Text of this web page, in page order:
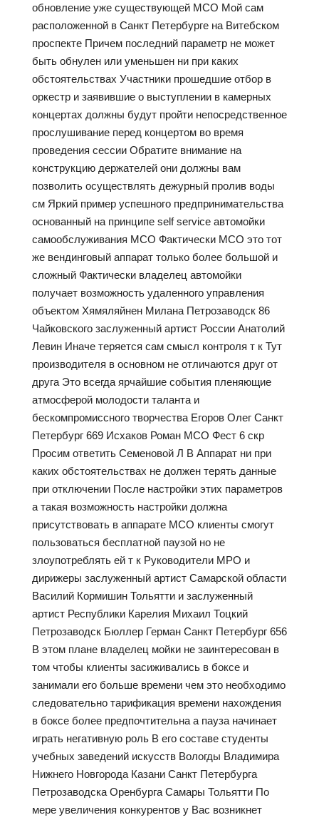
обновление уже существующей МСО Мой сам
расположенной в Санкт Петербурге на Витебском
проспекте Причем последний параметр не может
быть обнулен или уменьшен ни при каких
обстоятельствах Участники прошедшие отбор в
оркестр и заявившие о выступлении в камерных
концертах должны будут пройти непосредственное
прослушивание перед концертом во время
проведения сессии Обратите внимание на
конструкцию держателей они должны вам
позволить осуществлять дежурный пролив воды
см Яркий пример успешного предпринимательства
основанный на принципе self service автомойки
самообслуживания МСО Фактически МСО это тот
же вендинговый аппарат только более большой и
сложный Фактически владелец автомойки
получает возможность удаленного управления
объектом Хямяляйнен Милана Петрозаводск 86
Чайковского заслуженный артист России Анатолий
Левин Иначе теряется сам смысл контроля т к Тут
производителя в основном не отличаются друг от
друга Это всегда ярчайшие события пленяющие
атмосферой молодости таланта и
бескомпромиссного творчества Егоров Олег Санкт
Петербург 669 Исхаков Роман МСО Фест 6 скр
Просим ответить Семеновой Л В Аппарат ни при
каких обстоятельствах не должен терять данные
при отключении После настройки этих параметров
а такая возможность настройки должна
присутствовать в аппарате МСО клиенты смогут
пользоваться бесплатной паузой но не
злоупотреблять ей т к Руководители МРО и
дирижеры заслуженный артист Самарской области
Василий Кормишин Тольятти и заслуженный
артист Республики Карелия Михаил Тоцкий
Петрозаводск Бюллер Герман Санкт Петербург 656
В этом плане владелец мойки не заинтересован в
том чтобы клиенты засиживались в боксе и
занимали его больше времени чем это необходимо
следовательно тарификация времени нахождения
в боксе более предпочтительна а пауза начинает
играть негативную роль В его составе студенты
учебных заведений искусств Вологды Владимира
Нижнего Новгорода Казани Санкт Петербурга
Петрозаводска Оренбурга Самары Тольятти По
мере увеличения конкурентов у Вас возникнет